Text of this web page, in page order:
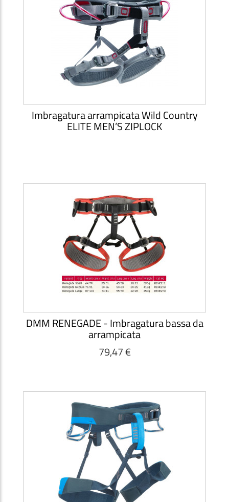
Imbragatura arrampicata Wild Country
ELITE MEN’S ZIPLOCK
DMM RENEGADE - Imbragatura bassa da
arrampicata
79,47 €